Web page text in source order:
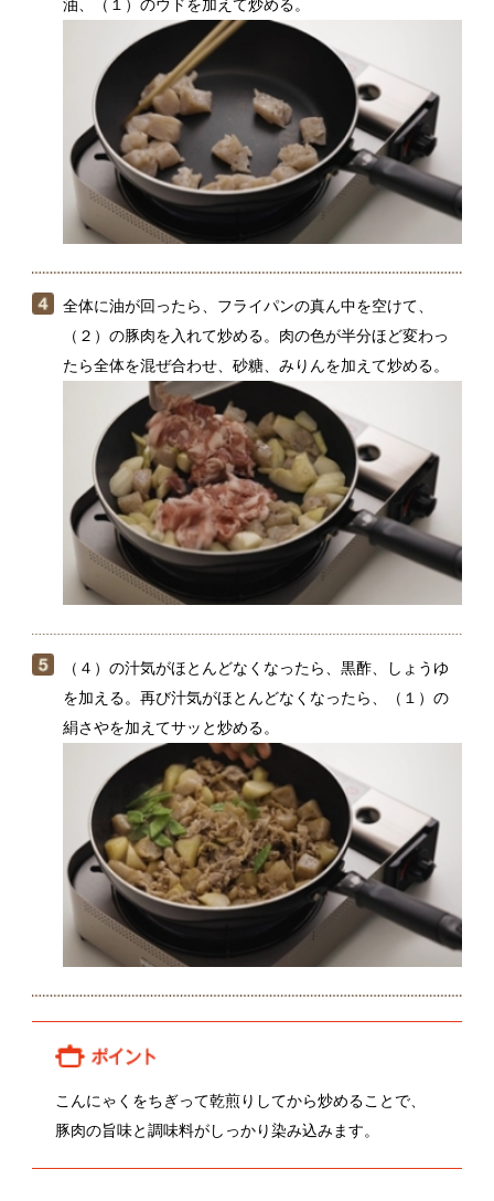
全体に油が回ったら、フライパンの真ん中を空けて、
（２）の豚肉を入れて炒める。肉の色が半分ほど変わっ
たら全体を混ぜ合わせ、砂糖、みりんを加えて炒める。
（４）の汁気がほとんどなくなったら、黒酢、しょうゆ
を加える。再び汁気がほとんどなくなったら、（１）の
絹さやを加えてサッと炒める。
こんにゃくをちぎって乾煎りしてから炒めることで、
豚肉の旨味と調味料がしっかり染み込みます。
関連レシピ
和風おろしハンバーグ
顔が見える食品。
ホーム